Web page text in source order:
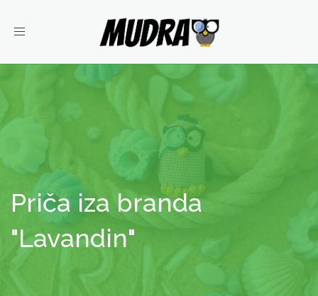
Toggle
Priča iza branda
"Lavandin"